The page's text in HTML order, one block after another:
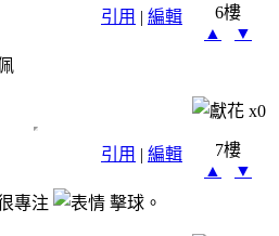
引用 | 編輯
6樓
▲
▼
x0
引用 | 編輯
7樓
▲
▼
專注
擊球。